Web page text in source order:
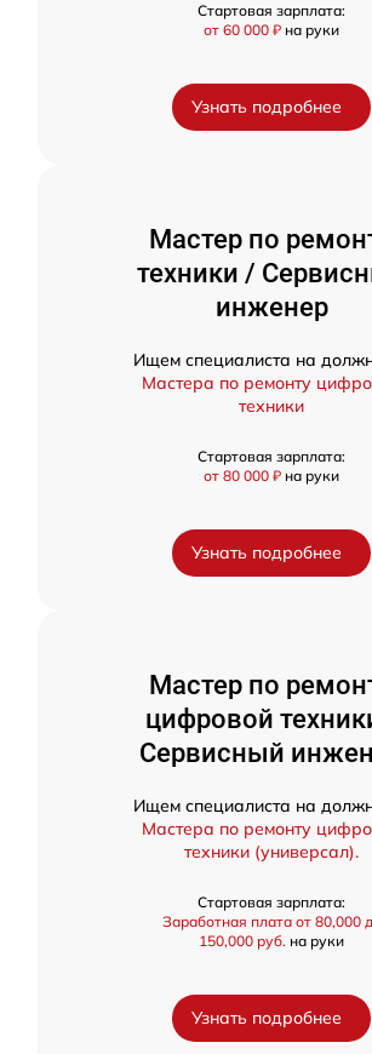
Стартовая зарплата:
от 60 000 ₽ на руки
Узнать подробнее
Мастер по
техники /
инженер
Ищем специалиста на
Мастера по ремонту
техники
Стартовая зарплата:
от 80 000 ₽ на руки
Узнать подробнее
Мастер по
цифровой
Сервисный
Ищем специалиста на
Мастера по ремонту
техники (универсал).
Стартовая зарплата:
Заработная плата от 80,000
150,000 руб. на руки
Узнать подробнее